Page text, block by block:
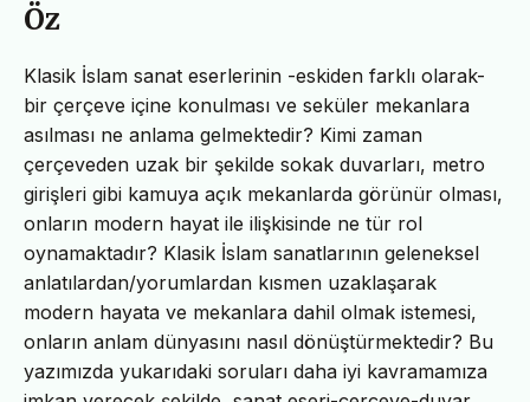
Öz
Klasik İslam sanat eserlerinin -eskiden farklı olarak-
bir çerçeve içine konulması ve seküler mekanlara
asılması ne anlama gelmektedir? Kimi zaman
çerçeveden uzak bir şekilde sokak duvarları, metro
girişleri gibi kamuya açık mekanlarda görünür olması,
onların modern hayat ile ilişkisinde ne tür rol
oynamaktadır? Klasik İslam sanatlarının geleneksel
anlatılardan/yorumlardan kısmen uzaklaşarak
modern hayata ve mekanlara dahil olmak istemesi,
onların anlam dünyasını nasıl dönüştürmektedir? Bu
yazımızda yukarıdaki soruları daha iyi kavramamıza